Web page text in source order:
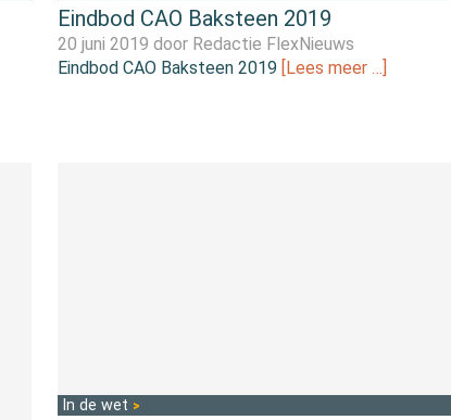
Eindbod CAO Baksteen 2019
20 juni 2019 door Redactie FlexNieuws
Eindbod CAO Baksteen 2019 [Lees meer …]
In de wet